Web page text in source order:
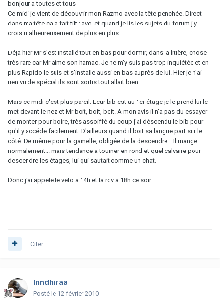
bonjour a toutes et tous
Ce midi je vient de découvrir mon Razmo avec la tête penchée. Direct
dans ma tête ca a fait tilt : avc. et quand je lis les sujets du forum j'y
crois malheureusement de plus en plus.
Déja hier Mr s'est installé tout en bas pour dormir, dans la litière, chose
très rare car Mr aime son hamac. Je ne m'y suis pas trop inquiétée et en
plus Rapido le suis et s'installe aussi en bas auprès de lui. Hier je n'ai
rien vu de spécial ils sont sortis tout allait bien.
Mais ce midi c'est plus pareil. Leur bib est au 1er étage je le prend lui le
met devant le nez et Mr boit, boit, boit. A mon avis il n'a pas du essayer
de monter pour boire, très assoiffé du coup j'ai déscendu le bib pour
qu'il y accéde facilement. D'ailleurs quand il boit sa langue part sur le
côté. De même pour la gamelle, obligée de la descendre... Il mange
normalement... mais tendance a tourner en rond et quel calvaire pour
descendre les étages, lui qui sautait comme un chat.
Donc j'ai appelé le véto a 14h et là rdv à 18h ce soir
Citer
Inndhiraa
Posté le 12 février 2010